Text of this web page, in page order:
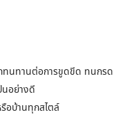
ทนทานต่อการขูดขีด ทนกรด
อย่างดี
อบ้านทุกสไตล์